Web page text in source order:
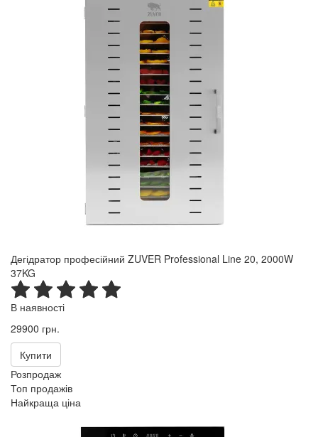
Дегідратор професійний ZUVER Professional Line 20, 2000W
37KG
В наявності
29900 грн.
Купити
Розпродаж
Топ продажів
Найкраща ціна